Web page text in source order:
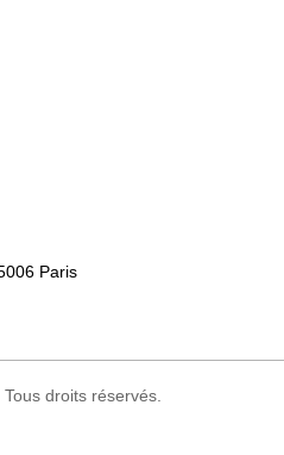
Paris
droits réservés.